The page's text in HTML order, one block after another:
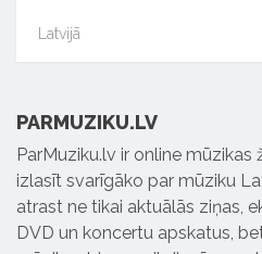
Latvijā
PARMUZIKU.LV
ParMuziku.lv ir online mūzikas
izlasīt svarīgāko par mūziku
atrast ne tikai aktuālās ziņas,
DVD un koncertu apskatus,